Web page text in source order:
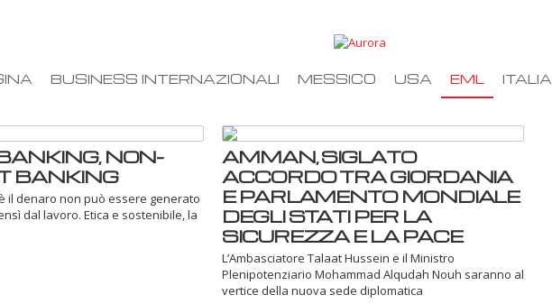
BUSINESS INTERNAZIONALI MESSICO USA EML ITALIA
NON-
BANKING
il denaro non può essere generato
dal lavoro. Etica e sostenibile, la
AMMAN, SIGLATO
ACCORDO TRA GIORDANIA
E PARLAMENTO MONDIALE
DEGLI STATI PER LA
SICUREZZA E LA PACE
L’Ambasciatore Talaat Hussein e il Ministro
Plenipotenziario Mohammad Alqudah Nouh saranno al
vertice della nuova sede diplomatica